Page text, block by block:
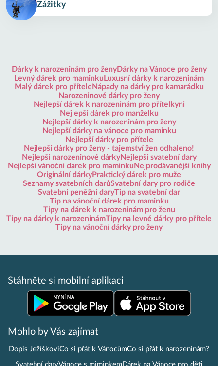
Zážitky
Dárky k narozeninám pro ženyDárky na Vánoce pro ženy
Levný dárek pro maminku Luxusní dárky k narozeninám
Malý dárek pro přítele Nápady na dárky pro kamarádku
Narozeninové dárky pro ženy
Nejlepší dárek k narozeninám pro přítelkyni
Nejlepší dárek pro manželku
Nejlepší dárky k narozeninám pro ženy
Nejlepší dárky na vánoce pro maminku
Nejlepší dárky pro přítele
Nejlepší dárky pro ženy - tajemství žen odhaleno!
Nejlepší narozeninové dárkyNejlepší svatební dary
Nejlepší vánoční dárek pro maminku Nejprodávanější knihy
Originální dárkyPraktický dárek pro muže
Seznamy svatebních darůSvatební dary pro rodiče
Svatební peněžní daryTip na svatební dar
Tip na vánoční dárek pro maminku
Tipy na dárek k narozeninám pro ženu
Tipy na dárky k narozeninámTipy na levné dárky pro přítele
Tipy na vánoční dárky pro ženy
Stáhněte si mobilní aplikaci
Mohlo by Vás zajímat
Dopis JežíškoviCo si přát k VánocůmCo si přát k narozeninám?
Svatební daryVánoce s miminkem Dárek na Vánoce pro děti